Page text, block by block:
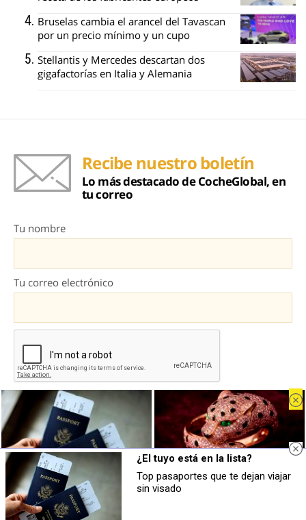
Bruselas cambia el arancel del Tavascan
por un precio mínimo y un cupo
Stellantis y Mercedes descartan dos
gigafactorías en Italia y Alemania
Recibe nuestro boletín
Lo más destacado de CocheGlobal, en
tu correo
Tu nombre
Tu correo electrónico
Al darte de alta aceptas la política de privacidady aceptas recibir
emails de marketing con información sobre el sector.
¿El tuyo está en la lista?
Top pasaportes que te dejan viajar sin
visado
Belleza indomable
El diamante que simboliza la
¿El tuyo está en la lista?
Top pasaportes que te dejan viajar
sin visado